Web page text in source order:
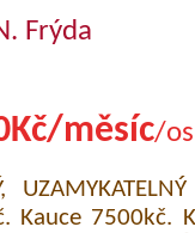
Frýda
měsíc/
7500kč. K